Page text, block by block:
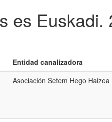
es Euskadi.
Entidad canalizadora
Asociación Setem Hego Haizea